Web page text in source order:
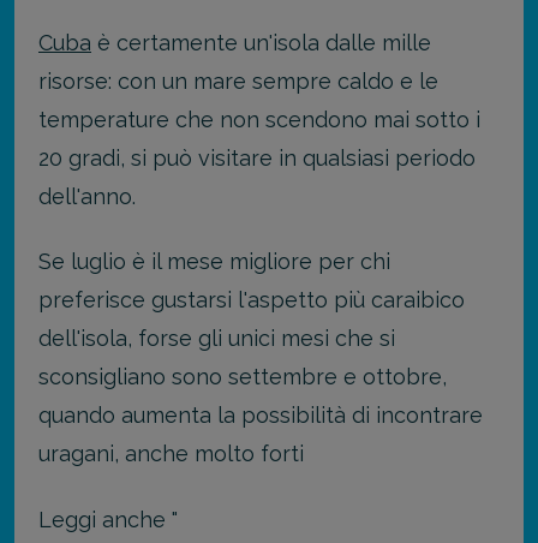
Cuba è certamente un'isola dalle mille
risorse: con un mare sempre caldo e le
temperature che non scendono mai sotto i
20 gradi, si può visitare in qualsiasi periodo
dell'anno.
Se luglio è il mese migliore per chi
preferisce gustarsi l'aspetto più caraibico
dell'isola, forse gli unici mesi che si
sconsigliano sono settembre e ottobre,
quando aumenta la possibilità di incontrare
uragani, anche molto forti
Leggi anche "